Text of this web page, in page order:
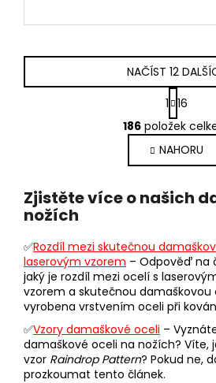
O
v
l
á
d
a
í
p
r
v
k
y
v
ý
NAČÍST 12
S
t
r
á
n
k
v
í
1 16
186 položek
NAHORU
Zjistěte více o našich
nožích
✅Rozdíl mezi skutečnou
laserovým vzorem – Odpověď na
jaký je rozdíl mezi ocelí s
vzorem a skutečnou damaškovou
vyrobena vrstvením oceli při
✅Vzory damaškové oceli –
damaškové oceli na nožích? Víte,
vzor Raindrop Pattern? Pokud ne,
prozkoumat tento článek.